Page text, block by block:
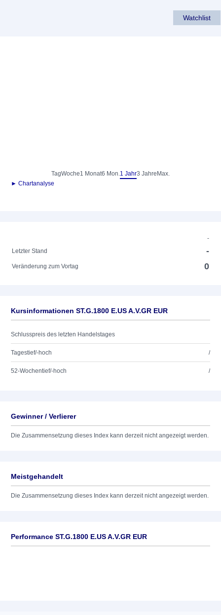
Watchlist
TagWoche1 Monat6 Mon.1 Jahr3 Jahre Max.
► Chartanalyse
-
Letzter Stand
-
Veränderung zum Vortag 0
Kursinformationen ST.G.1800 E.US A.V.GR EUR
Schlusspreis des letzten Handelstages
Tagestief/-hoch /
52-Wochentief/-hoch /
Gewinner / Verlierer
Die Zusammensetzung dieses Index kann derzeit nicht angezeigt werden.
Meistgehandelt
Die Zusammensetzung dieses Index kann derzeit nicht angezeigt werden.
Performance ST.G.1800 E.US A.V.GR EUR